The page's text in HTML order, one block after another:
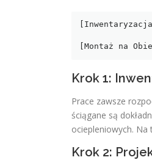
Krok 1:
Prace zawsze
ściągane są
ociepleniowych. Na
Krok 2: